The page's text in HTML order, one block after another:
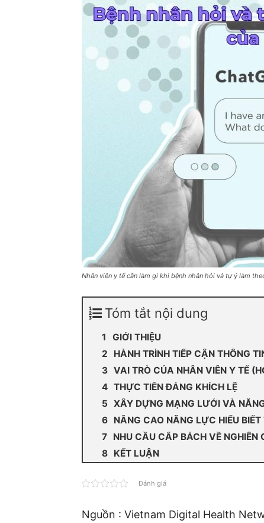
Nhân viên y tế cần làm gì khi bệnh nhân hỏi và tự ý làm
Tóm tắt nội dung
GIỚI THIỆU
HÀNH TRÌNH TIẾP CẬN THÔNG
VAI TRÒ CỦA NHÂN VIÊN Y TẾ
THỰC TIỄN ĐÁNG KHÍCH LỆ
XÂY DỰNG MẠNG LƯỚI VÀ
NÂNG CAO NĂNG LỰC HIỂU
NHU CẦU CẤP BÁCH VỀ
KẾT LUẬN
Đánh giá
Nguồn : Vietnam Digital Health